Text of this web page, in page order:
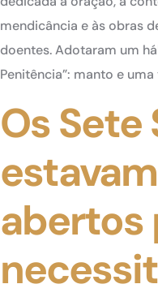
mendicância e às obras
doentes. Adotaram um
Penitência”: manto e
Os Sete
abertos